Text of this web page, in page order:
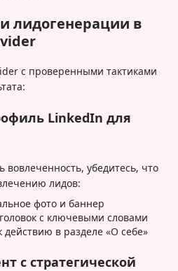
лидогенерации в
с проверенными тактиками
LinkedIn для
убедитесь, что
лидов:
фото и баннер
с ключевыми словами
в разделе «О себе»
с стратегической